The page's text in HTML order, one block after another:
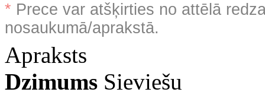
* Prece var atšķirties no attēlā
nosaukumā/aprakstā.
Apraksts
Dzimums Sieviešu